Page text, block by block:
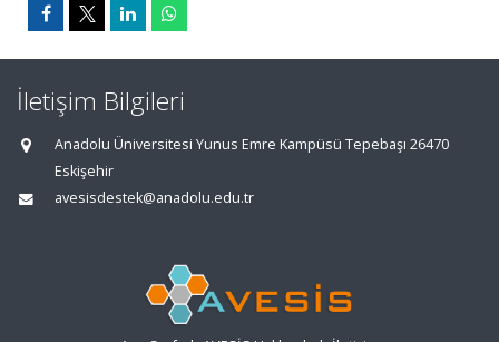
İletişim Bilgileri
Anadolu Üniversitesi Yunus Emre Kampüsü Tepebaşı 26470
Eskişehir
avesisdestek@anadolu.edu.tr